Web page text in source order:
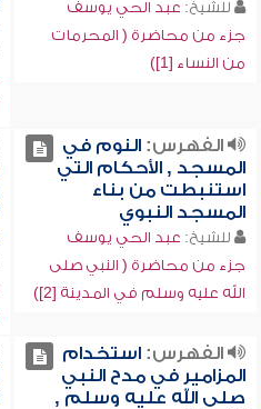
للشيخ: عبد الحي يوسف
جزء من محاضرة ( المحرمات
من النساء [1])
الفهرس:النوم في
المسجد , الأحكام التي
استنبطت من بناء
المسجد النبوي
للشيخ: عبد الحي يوسف
جزء من محاضرة ( النبي صلى
الله عليه وسلم في المدينة [2])
الفهرس:استخدام
المزامير في مدح النبي
صلى الله عليه وسلم ,